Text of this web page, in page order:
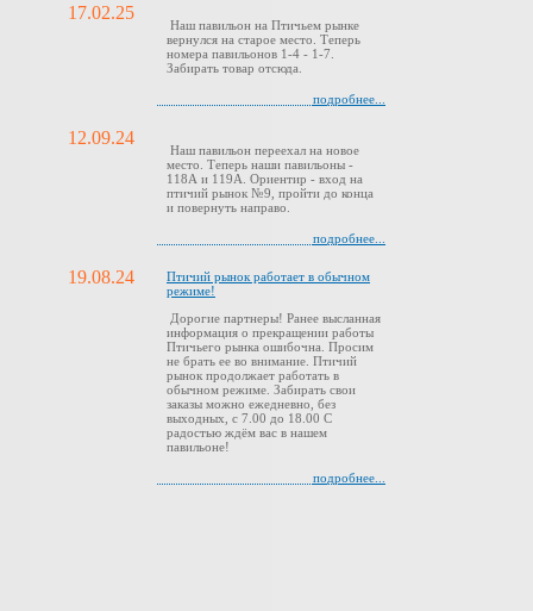
17.02.25
Наш павильон на Птичьем рынке
вернулся на старое место. Теперь
номера павильонов 1-4 - 1-7.
Забирать товар отсюда.
подробнее...
12.09.24
Наш павильон переехал на новое
место. Теперь наши павильоны -
118А и 119А. Ориентир - вход на
птичий рынок №9, пройти до конца
и повернуть направо.
подробнее...
19.08.24
Птичий рынок работает в обычном
режиме!
Дорогие партнеры! Ранее высланная
информация о прекращении работы
Птичьего рынка ошибочна. Просим
не брать ее во внимание. Птичий
рынок продолжает работать в
обычном режиме. Забирать свои
заказы можно ежедневно, без
выходных, с 7.00 до 18.00 С
радостью ждём вас в нашем
павильоне!
подробнее...